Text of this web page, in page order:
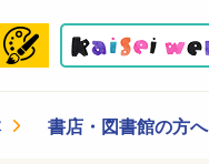
書店・図書館の方へ